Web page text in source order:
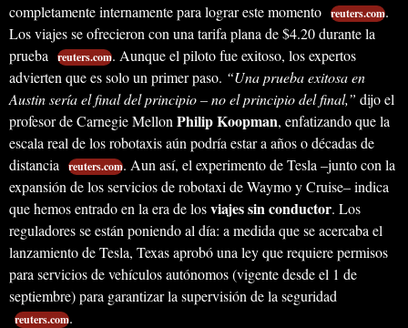
completamente internamente para lograr este momento reuters.com.
Los viajes se ofrecieron con una tarifa plana de $4.20 durante la
prueba
reuters.com. Aunque el piloto fue exitoso, los expertos
advierten que es solo un primer paso. “Una prueba exitosa en
Austin sería el final del principio – no el principio del final,” dijo el
profesor de Carnegie Mellon Philip Koopman, enfatizando que la
escala real de los robotaxis aún podría estar a años o décadas de
distancia
reuters.com. Aun así, el experimento de Tesla –junto con la
expansión de los servicios de robotaxi de Waymo y Cruise– indica
que hemos entrado en la era de losviajes sin conductor. Los
reguladores se están poniendo al día: a medida que se acercaba el
lanzamiento de Tesla, Texas aprobó una ley que requiere permisos
para servicios de vehículos autónomos (vigente desde el 1 de
septiembre) para garantizar la supervisión de la seguridad
reuters.com.